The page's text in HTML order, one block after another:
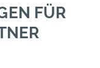
FÜR